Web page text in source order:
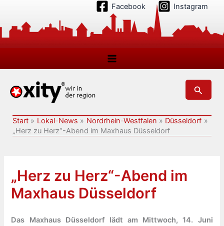
springen
Facebook Instagram
Suchen
Start Lokal-News Nordrhein-Westfalen
Düsseldorf
„Herz zu Herz“-Abend im Maxhaus Düsseldorf
„Herz zu Herz“-Abend im
Maxhaus Düsseldorf
Das Maxhaus Düsseldorf lädt am Mittwoch, 14. Juni